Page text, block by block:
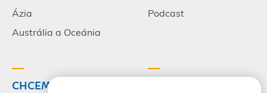
Ázia
Austrália a Oceánia
Podcast
CHCEM CESTOVAŤ